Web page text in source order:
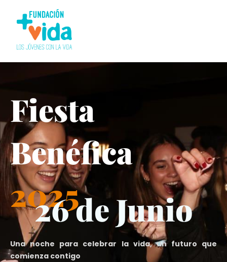
Fiesta
Benéfica
2025
26 de Junio
Una noche para celebrar la vida, un futuro que
comienza contigo